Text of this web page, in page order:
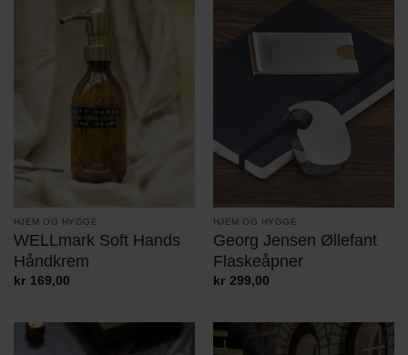
HJEM OG HYGGE
WELLmark Soft Hands
Håndkrem
kr 169,00
HJEM OG HYGGE
Georg Jensen Øllefant
Flaskeåpner
kr 299,00